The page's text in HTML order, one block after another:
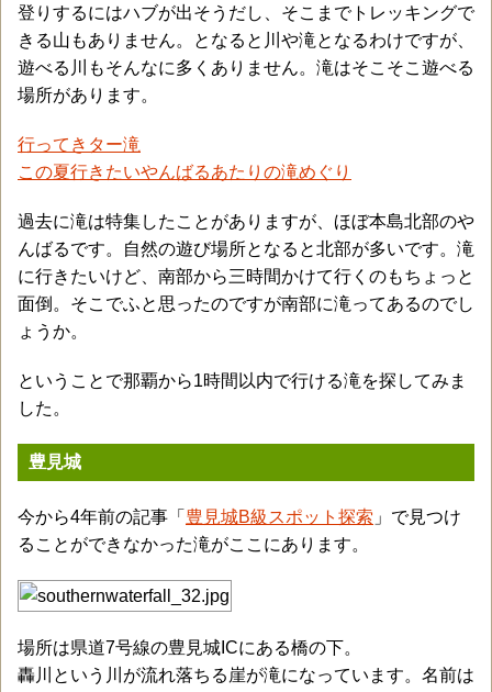
登りするにはハブが出そうだし、そこまでトレッキングで
きる山もありません。となると川や滝となるわけですが、
遊べる川もそんなに多くありません。滝はそこそこ遊べる
場所があります。
行ってきター滝
この夏行きたいやんばるあたりの滝めぐり
過去に滝は特集したことがありますが、ほぼ本島北部のや
んばるです。自然の遊び場所となると北部が多いです。滝
に行きたいけど、南部から三時間かけて行くのもちょっと
面倒。そこでふと思ったのですが南部に滝ってあるのでし
ょうか。
ということで那覇から1時間以内で行ける滝を探してみま
した。
豊見城
今から4年前の記事「 豊見城B級スポット探索 」で見つけ
ることができなかった滝がここにあります。
場所は県道7号線の豊見城ICにある橋の下。
轟川という川が流れ落ちる崖が滝になっています。名前は